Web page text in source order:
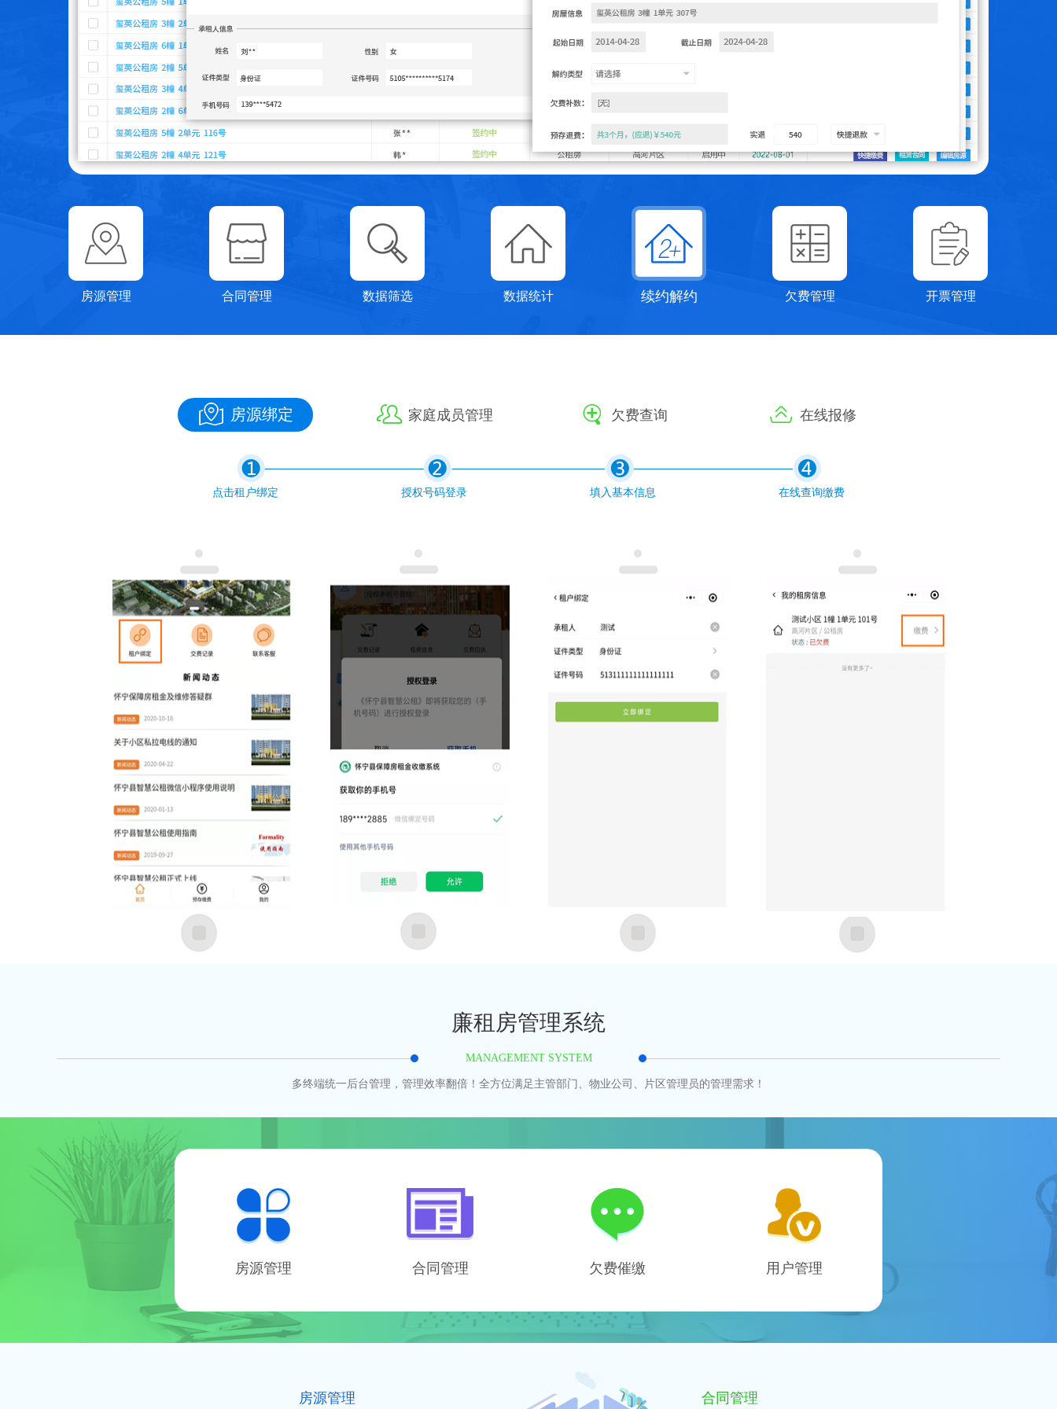
房源管理 合同管理 数据筛选 数据统计 续约解约 欠费管理 开票管理
房源绑定 家庭成员管理 欠费查询 在线报修
点击租户绑定 授权号码登录 填入基本信息 在线查询缴费
廉租房管理系统
MANAGEMENT SYSTEM
多终端统一后台管理，管理效率翻倍！全方位满足主管部门、物业公司、片区管理员的管理需求！
房源管理 合同管理 欠费催缴 用户管理
房源管理 合同管理